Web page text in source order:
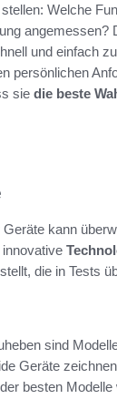
Welche
angemessen?
und einfach
persönlichen
sie die beste
kann
die in Tests
sind
Geräte
besten Modelle